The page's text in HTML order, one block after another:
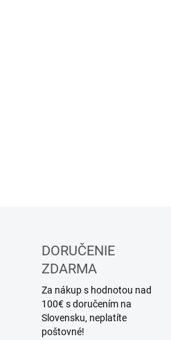
DORUČENIE
ZDARMA
Za nákup s hodnotou nad
100€ s doručením na
Slovensku, neplatíte
poštovné!